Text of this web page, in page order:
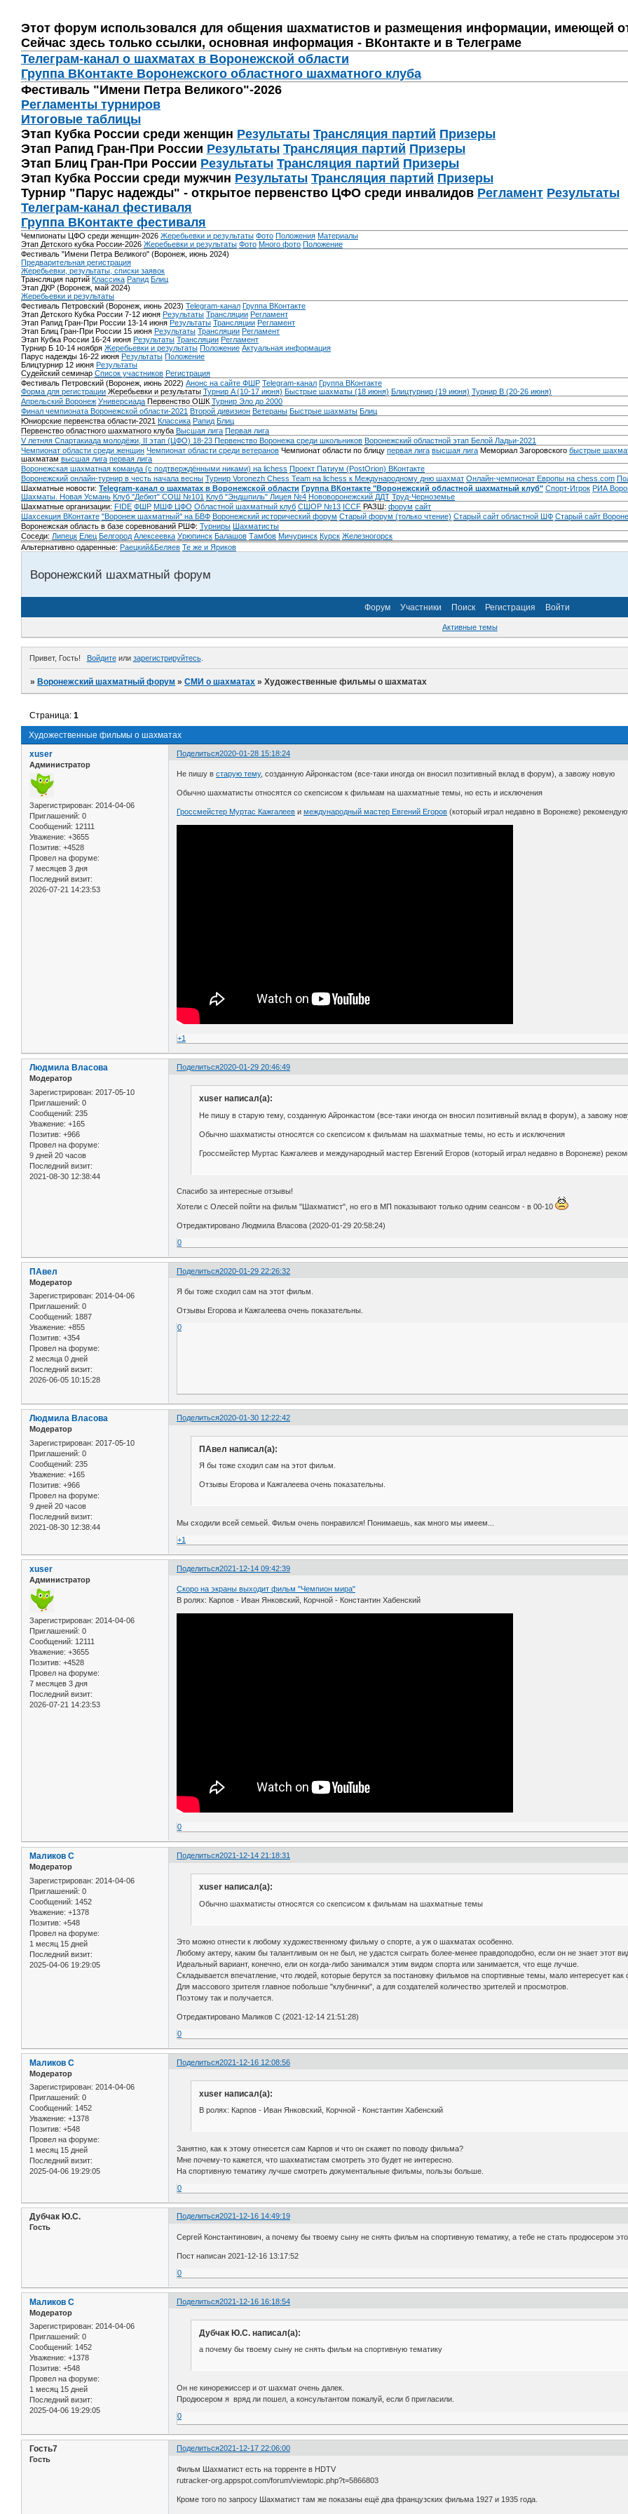
Этот форум использовался для общения шахматистов и размещения информации, имеющей
Сейчас здесь только ссылки, основная информация - ВКонтакте и в Телеграме
Телеграм-канал о шахматах в Воронежской области
Группа ВКонтакте Воронежского областного шахматного клуба
Фестиваль "Имени Петра Великого"-2026
Регламенты турниров
Итоговые таблицы
Этап Кубка России среди женщин Результаты Трансляция партий Призеры
Этап Рапид Гран-При России Результаты Трансляция партий Призеры
Этап Блиц Гран-При России Результаты Трансляция партий Призеры
Этап Кубка России среди мужчин Результаты Трансляция партий Призеры
Турнир "Парус надежды" - открытое первенство ЦФО среди инвалидов Регламент Результаты
Телеграм-канал фестиваля
Группа ВКонтакте фестиваля
Чемпионаты ЦФО среди женщин-2026 Жеребьевки и результаты Фото Положения Материалы
Этап Детского кубка России-2026 Жеребьевки и результаты Фото Много фото Положение
Фестиваль "Имени Петра Великого" (Воронеж, июнь 2024)
Предварительная регистрация
Жеребьевки, результаты, списки заявок
Трансляция партий Классика Рапид Блиц
Этап ДКР (Воронеж, май 2024)
Жеребьевки и результаты
Фестиваль Петровский (Воронеж, июнь 2023) Telegram-канал Группа ВКонтакте
Этап Детского Кубка России 7-12 июня Результаты Трансляции Регламент
Этап Рапид Гран-При России 13-14 июня Результаты Трансляции Регламент
Этап Блиц Гран-При России 15 июня Результаты Трансляции Регламент
Этап Кубка России 16-24 июня Результаты Трансляции Регламент
Турнир Б 10-14 ноября Жеребьевки и результаты Положение Актуальная информация
Парус надежды 16-22 июня Результаты Положение
Блицтурнир 12 июня Результаты
Судейский семинар Список участников Регистрация
Фестиваль Петровский (Воронеж, июнь 2022) Анонс на сайте ФШР Telegram-канал Группа ВКонтакте
Форма для регистрации Жеребьевки и результаты Турнир A (10-17 июня) Быстрые шахматы (18 июня) Блицтурнир (19 июня) Турнир B (20-26 июня)
Апрельский Воронеж Универсиада Первенство ОШК Турнир Эло до 2000
Финал чемпионата Воронежской области-2021 Второй дивизион Ветераны Быстрые шахматы Блиц
Юниорские первенства области-2021 Классика Рапид Блиц
Первенство областного шахматного клуба Высшая лига Первая лига
V летняя Спартакиада молодёжи, II этап (ЦФО) 18-23 Первенство Воронежа среди школьников Воронежский областной этап Белой Ладьи-2021
Чемпионат области среди женщин Чемпионат области среди ветеранов Чемпионат области по блицу первая лига высшая лига Мемориал Загоровского быстрые
шахматам высшая лига первая лига
Воронежская шахматная команда (с подтверждёнными никами) на lichess Проект Патиум (PostOrion) ВКонтакте
Воронежский онлайн-турнир в честь начала весны Турнир Voronezh Chess Team на lichess к Международному дню шахмат Онлайн-чемпионат Европы на chess.com
Шахматные новости: Telegram-канал о шахматах в Воронежской области Группа ВКонтакте "Воронежский областной шахматный клуб" Спорт-Игрок РИА
Шахматы. Новая Усмань Клуб "Дебют" СОШ №101 Клуб "Эндшпиль" Лицея №4 Нововоронежский ДДТ Труд-Черноземье
Шахматные организации: FIDE ФШР МШФ ЦФО Областной шахматный клуб СШОР №13 ICCF РАЗШ: форум сайт
Шахсекция ВКонтакте "Воронеж шахматный" на БВФ Воронежский исторический форум Cтарый форум (только чтение) Старый сайт областной ШФ Старый сайт
Воронежская область в базе соревнований РШФ: Турниры Шахматисты
Соседи: Липецк Елец Белгород Алексеевка Урюпинск Балашов Тамбов Мичуринск Курск Железногорск
Альтернативно одаренные: Раецкий&Беляев Те же и Яриков
Воронежский шахматный форум
Форум Участники Поиск Регистрация Войти
Активные темы
Привет, Гость! Войдитеили зарегистрируйтесь.
»Воронежский шахматный форум »СМИ о шахматах »Художественные фильмы о шахматах
Художественные фильмы о шахматах
Страница:1
Поделиться2020-01-28 15:18:24
xuser
Администратор
Зарегистрирован: 2014-04-06
Приглашений: 0
Сообщений: 12111
Уважение: +3655
Позитив: +4528
Провел на форуме:
7 месяцев 3 дня
Последний визит:
2026-07-21 14:23:53
Не пишу встарую тему, созданную Айронкастом (все-таки иногда он вносил позитивный вклад в форум), а завожу новую
Обычно шахматисты относятся со скепсисом к фильмам на шахматные темы, но есть и исключения
Гроссмейстер Муртас Кажгалеев имеждународный мастер Евгений Егоров (который играл недавно в Воронеже)
+1
Поделиться2020-01-29 20:46:49
Людмила Власова
Модератор
Зарегистрирован: 2017-05-10
Приглашений: 0
Сообщений: 235
Уважение: +165
Позитив: +966
Провел на форуме:
9 дней 20 часов
Последний визит:
2021-08-30 12:38:44
xuser написал(а):
Не пишу в старую тему, созданную Айронкастом (все-таки иногда он вносил позитивный вклад в форум), а завожу
Обычно шахматисты относятся со скепсисом к фильмам на шахматные темы, но есть и исключения
Гроссмейстер Муртас Кажгалеев и международный мастер Евгений Егоров (который играл недавно в Воронеже)
Спасибо за интересные отзывы!
Хотели с Олесей пойти на фильм "Шахматист", но его в МП показывают только одним сеансом - в 00-10
Отредактировано Людмила Власова (2020-01-29 20:58:24)
0
Поделиться2020-01-29 22:26:32
ПАвел
Модератор
Зарегистрирован: 2014-04-06
Приглашений: 0
Сообщений: 1887
Уважение: +855
Позитив: +354
Провел на форуме:
2 месяца 0 дней
Последний визит:
2026-06-05 10:15:28
Я бы тоже сходил сам на этот фильм.
Отзывы Егорова и Кажгалеева очень показательны.
0
Поделиться2020-01-30 12:22:42
Людмила Власова
Модератор
Зарегистрирован: 2017-05-10
Приглашений: 0
Сообщений: 235
Уважение: +165
Позитив: +966
Провел на форуме:
9 дней 20 часов
Последний визит:
2021-08-30 12:38:44
ПАвел написал(а):
Я бы тоже сходил сам на этот фильм.
Отзывы Егорова и Кажгалеева очень показательны.
Мы сходили всей семьей. Фильм очень понравился! Понимаешь, как много мы имеем...
+1
Поделиться2021-12-14 09:42:39
xuser
Администратор
Зарегистрирован: 2014-04-06
Приглашений: 0
Сообщений: 12111
Уважение: +3655
Позитив: +4528
Провел на форуме:
7 месяцев 3 дня
Последний визит:
2026-07-21 14:23:53
Скоро на экраны выходит фильм "Чемпион мира"
В ролях: Карпов - Иван Янковский, Корчной - Константин Хабенский
0
Поделиться2021-12-14 21:18:31
Маликов С
Модератор
Зарегистрирован: 2014-04-06
Приглашений: 0
Сообщений: 1452
Уважение: +1378
Позитив: +548
Провел на форуме:
1 месяц 15 дней
Последний визит:
2025-04-06 19:29:05
xuser написал(а):
Обычно шахматисты относятся со скепсисом к фильмам на шахматные темы
Это можно отнести к любому художественному фильму о спорте, а уж о шахматах особенно.
Любому актеру, каким бы талантливым он не был, не удастся сыграть более-менее правдоподобно, если он не знает этот
Идеальный вариант, конечно, ели он когда-либо занимался этим видом спорта или занимается, что еще лучше.
Складывается впечатление, что людей, которые берутся за постановку фильмов на спортивные темы, мало интересует
Для массового зрителя главное побольше "клубнички", а для создателей количество зрителей и просмотров.
Поэтому так и получается.
Отредактировано Маликов С (2021-12-14 21:51:28)
0
Поделиться2021-12-16 12:08:56
Маликов С
Модератор
Зарегистрирован: 2014-04-06
Приглашений: 0
Сообщений: 1452
Уважение: +1378
Позитив: +548
Провел на форуме:
1 месяц 15 дней
Последний визит:
2025-04-06 19:29:05
xuser написал(а):
В ролях: Карпов - Иван Янковский, Корчной - Константин Хабенский
Занятно, как к этому отнесется сам Карпов и что он скажет по поводу фильма?
Мне почему-то кажется, что шахматистам смотреть это будет не интересно.
На спортивную тематику лучше смотреть документальные фильмы, пользы больше.
0
Поделиться2021-12-16 14:49:19
Дубчак Ю.С.
Гость
Сергей Константинович, а почему бы твоему сыну не снять фильм на спортивную тематику, а тебе не стать продюсером
Пост написан 2021-12-16 13:17:52
0
Поделиться2021-12-16 16:18:54
Маликов С
Модератор
Зарегистрирован: 2014-04-06
Приглашений: 0
Сообщений: 1452
Уважение: +1378
Позитив: +548
Провел на форуме:
1 месяц 15 дней
Последний визит:
2025-04-06 19:29:05
Дубчак Ю.С. написал(а):
а почему бы твоему сыну не снять фильм на спортивную тематику
Он не кинорежиссер и от шахмат очень далек.
Продюсером я вряд ли пошел, а консультантом пожалуй, если б пригласили.
0
Поделиться2021-12-17 22:06:00
Гость7
Гость
Фильм Шахматист есть на торренте в HDTV
rutracker-org.appspot.com/forum/viewtopic.php?t=5866803
Кроме того по запросу Шахматист там же показаны ещё два французских фильма 1927 и 1935 года.